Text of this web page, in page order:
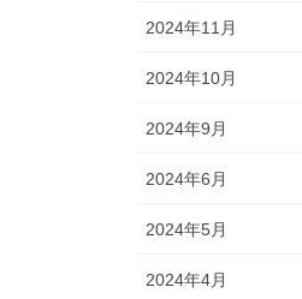
2024年11月
2024年10月
2024年9月
2024年6月
2024年5月
2024年4月